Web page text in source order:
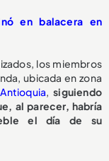
en balacera en
los miembros
ubicada en zona
, siguiendo
al parecer, habría
el día de su